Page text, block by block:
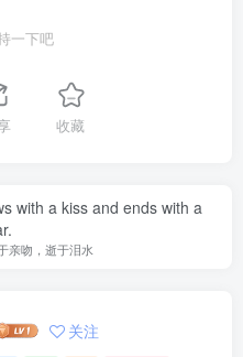
一下吧
收藏
with a kiss and ends with a
亲吻，逝于泪水
关注